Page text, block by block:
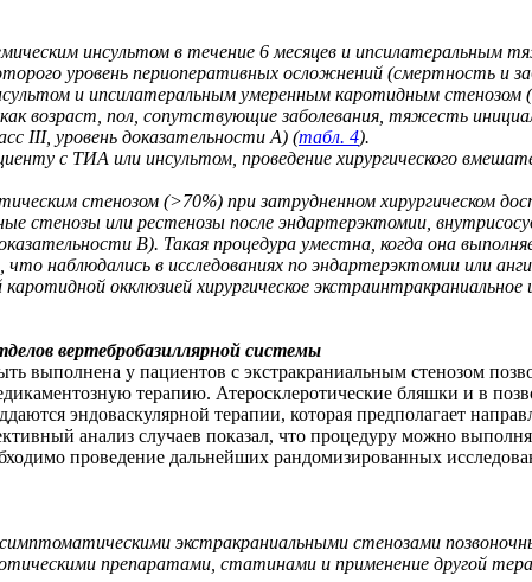
инсультом в течение 6 месяцев и
уровень периоперативных осложнений (смертность
и ипсилатеральным умеренным каротидным
возраст, пол, сопутствующие заболевания, тяжесть
III, уровень доказательности A) (табл. 4).
с ТИА или инсультом, проведение хирургического
стенозом (>70%) при затрудненном хирургическом
стенозы или рестенозы после эндартерэктомии,
B). Такая процедура уместна, когда она
наблюдались в исследованиях по эндартерэктомии или
окклюзией хирургическое
вертебробазиллярной системы
выполнена у пациентов с экстракраниальным стенозом
терапию. Атеросклеротические бляшки и в
эндоваскулярной терапии, которая предполагает
анализ случаев показал, что процедуру можно
проведение дальнейших рандомизированных
симптоматическими экстракраниальными стенозами
препаратами, статинами и применение другой